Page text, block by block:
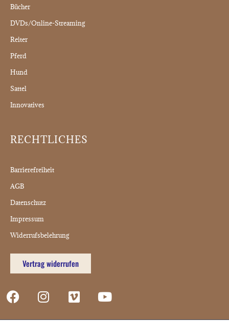
Bücher
DVDs/Online-Streaming
Reiter
Pferd
Hund
Sattel
Innovatives
RECHTLICHES
Barrierefreiheit
AGB
Datenschutz
Impressum
Widerrufsbelehrung
Vertrag widerrufen